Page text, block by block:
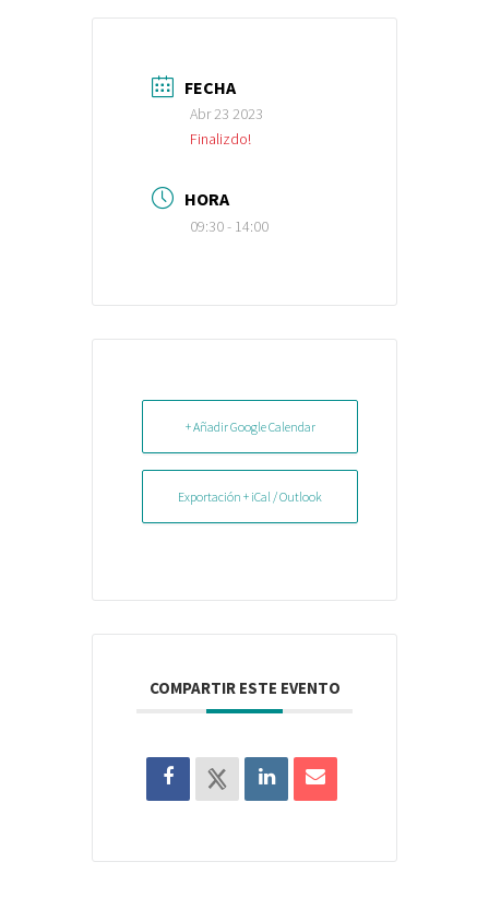
FECHA
Abr 23 2023
Finalizdo!
HORA
09:30 - 14:00
+ Añadir Google Calendar
Exportación + iCal / Outlook
COMPARTIR ESTE EVENTO